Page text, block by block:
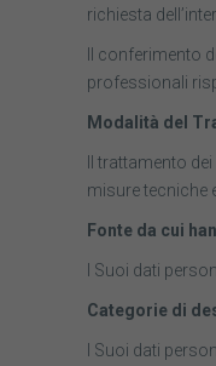
richiesta
Il conferimento
professionali
Modalità del
Il trattamento
misure tecniche
Fonte da cui
I Suoi dati
Categorie di
I Suoi dati